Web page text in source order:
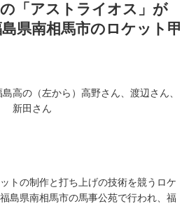
「アストライオス」が
県南相馬市のロケット甲
高の（左から）高野さん、渡辺さん、
新田さん
トの制作と打ち上げの技術を競うロケ
島県南相馬市の馬事公苑で行われ、福